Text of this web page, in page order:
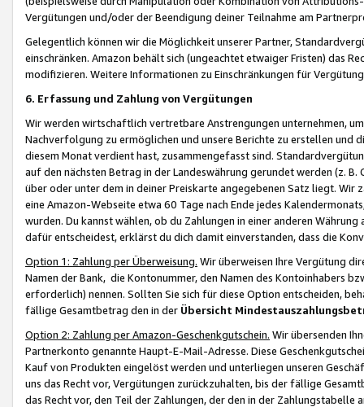
Vergütungen und/oder der Beendigung deiner Teilnahme am
Gelegentlich können wir die Möglichkeit unserer Partner,
einschränken. Amazon behält sich (ungeachtet etwaiger Fristen) das
modifizieren. Weitere Informationen zu Einschränkungen für
6. Erfassung und Zahlung von Vergütungen
Wir werden wirtschaftlich vertretbare Anstrengungen unternehmen,
Nachverfolgung zu ermöglichen und unsere Berichte zu erstellen und
diesem Monat verdient hast, zusammengefasst sind.
auf den nächsten Betrag in der Landeswährung gerundet werden (z.
über oder unter dem in deiner Preiskarte angegebenen Satz liegt.
eine Amazon-Webseite etwa 60 Tage nach Ende jedes
wurden. Du kannst wählen, ob du Zahlungen in einer anderen
dafür entscheidest, erklärst du dich damit einverstanden, dass die
Option 1: Zahlung per Überweisung. Wir überweisen Ihre Vergütung
Namen der Bank, die Kontonummer, den Namen des Kontoinhabers
erforderlich) nennen. Sollten Sie sich für diese Option entscheiden,
fällige Gesamtbetrag den in der Übersicht
Option 2: Zahlung per Amazon-Geschenkgutschein. Wir übersenden
Partnerkonto genannte Haupt-E-Mail-Adresse. Diese
Kauf von Produkten eingelöst werden und unterliegen unseren
uns das Recht vor, Vergütungen zurückzuhalten, bis der fällige
das Recht vor, den Teil der Zahlungen, der den in der